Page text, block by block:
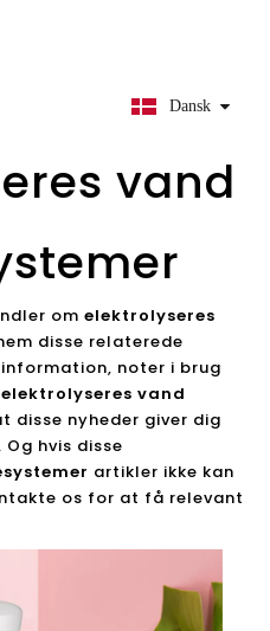
Dansk
vand
om elektrolyseres
disse relaterede
noter i brug
elektrolyseres vand
disse nyheder giver dig
hvis disse
artikler ikke kan
os for at få relevant